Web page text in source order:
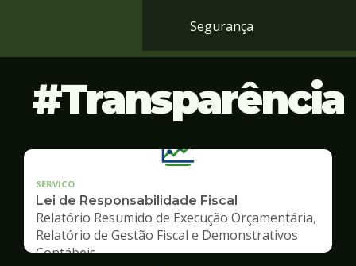
Segurança
Transparência
SERVICO
Lei de Responsabilidade Fiscal
Relatório Resumido de Execução Orçamentária,
Relatório de Gestão Fiscal e Demonstrativos
Contábeis